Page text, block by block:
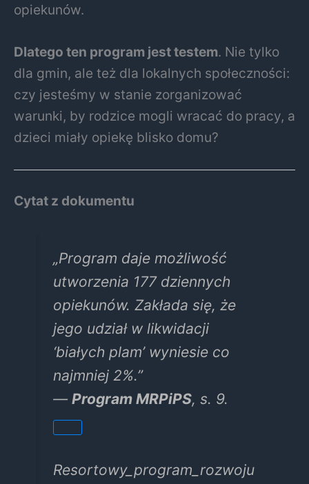
opiekunów.
Dlatego ten program jest testem. Nie tylko
dla gmin, ale też dla lokalnych społeczności:
czy jesteśmy w stanie zorganizować
warunki, by rodzice mogli wracać do pracy, a
dzieci miały opiekę blisko domu?
Cytat z dokumentu
„Program daje możliwość
utworzenia 177 dziennych
opiekunów. Zakłada się, że
jego udział w likwidacji
‘białych plam’ wyniesie co
najmniej 2%.”
— Program MRPiPS, s. 9.
Resortowy_program_rozwoju